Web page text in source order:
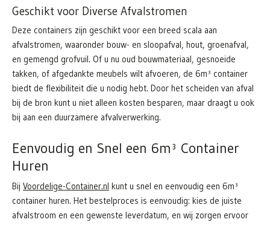
Geschikt voor Diverse Afvalstromen
Deze containers zijn geschikt voor een breed scala aan
afvalstromen, waaronder bouw- en sloopafval, hout, groenafval,
en gemengd grofvuil. Of u nu oud bouwmateriaal, gesnoeide
takken, of afgedankte meubels wilt afvoeren, de 6m³ container
biedt de flexibiliteit die u nodig hebt. Door het scheiden van afval
bij de bron kunt u niet alleen kosten besparen, maar draagt u ook
bij aan een duurzamere afvalverwerking.
Eenvoudig en Snel een 6m³ Container
Huren
Bij Voordelige-Container.nl kunt u snel en eenvoudig een 6m³
container huren. Het bestelproces is eenvoudig: kies de juiste
afvalstroom en een gewenste leverdatum, en wij zorgen ervoor